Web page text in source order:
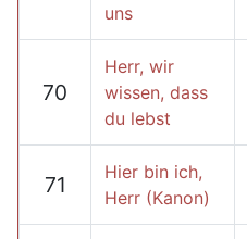
uns
70
Herr, wir
wissen, dass
du lebst
71
Hier bin ich,
Herr (Kanon)